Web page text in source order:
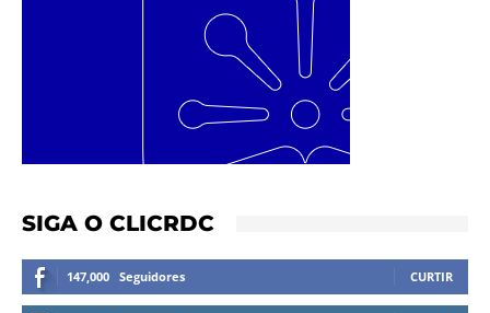
SIGA O CLICRDC
147,000 Seguidores CURTIR